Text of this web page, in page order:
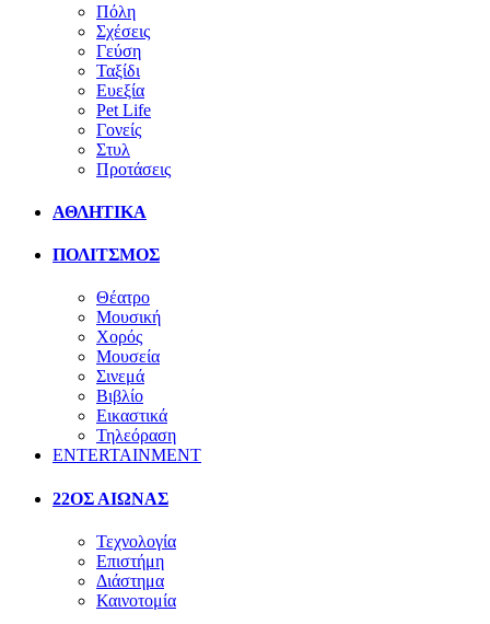
Πόλη
Σχέσεις
Γεύση
Ταξίδι
Ευεξία
Pet Life
Γονείς
Στυλ
Προτάσεις
ΑΘΛΗΤΙΚΑ
ΠΟΛΙΤΣΜΟΣ
Θέατρο
Μουσική
Χορός
Μουσεία
Σινεμά
Βιβλίο
Εικαστικά
Τηλεόραση
ENTERTAINMENT
22ΟΣ ΑΙΩΝΑΣ
Τεχνολογία
Επιστήμη
Διάστημα
Καινοτομία